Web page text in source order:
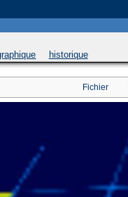
2 will be used instead in
historique
Fichier